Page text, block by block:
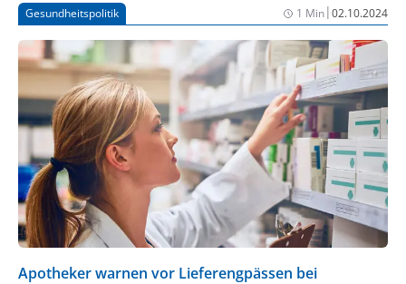
Gesundheitspolitik 1 Min|02.10.2024
Apotheker warnen vor Lieferengpässen bei